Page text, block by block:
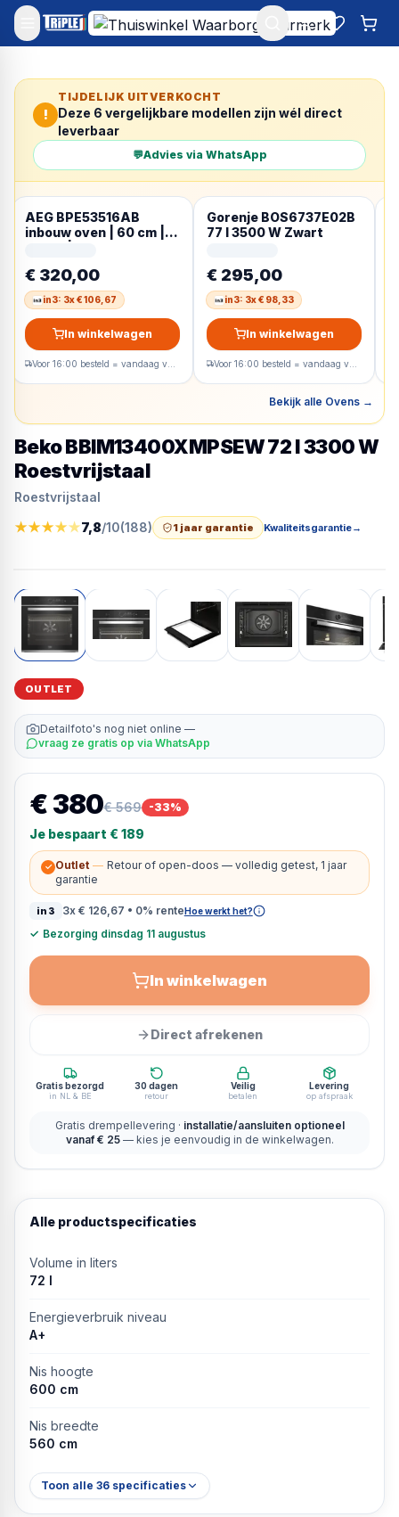
Mijn account
!
TIJDELIJK UITVERKOCHT
Deze 6 vergelijkbare modellen zijn wél direct
leverbaar
💬Advies via WhatsApp
AEG BPE53516AB
inbouw oven | 60 cm |
€ 320,00
in3: 3x € 106,67
In winkelwagen
Gorenje BOS6737E02B
77 l 3500 W Zwart
€ 295,00
in3: 3x € 98,33
In winkelwagen
Bekijk alle Ovens →
Beko BBIM13400XMPSEW 72 l 3300 W
Roestvrijstaal
Roestvrijstaal
★★★★★7,8/10(188) 1 jaar garantie Kwaliteitsgarantie→
OUTLET
Detailfoto's nog niet online —
vraag ze gratis op via WhatsApp
€ 380€ 569 -33%
Je bespaart € 189
✓ Outlet — Retour of open-doos — volledig getest, 1 jaar
garantie
in3 3x € 126,67 • 0% renteHoe werkt het?
✓ Bezorging dinsdag 11 augustus
In winkelwagen
Direct afrekenen
Gratis bezorgd
in NL & BE
30 dagen
retour
Veilig
betalen
Levering
op afspraak
Gratis drempellevering · installatie/aansluiten optioneel
vanaf € 25 — kies je eenvoudig in de winkelwagen.
Alle productspecificaties
Volume in liters
72 l
Energieverbruik niveau
A+
Nis hoogte
600 cm
Nis breedte
560 cm
Toon alle 36 specificaties